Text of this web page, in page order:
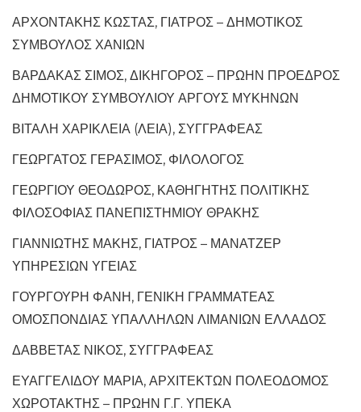
ΑΡΧΟΝΤΑΚΗΣ ΚΩΣΤΑΣ, ΓΙΑΤΡΟΣ – ΔΗΜΟΤΙΚΟΣ
ΣΥΜΒΟΥΛΟΣ ΧΑΝΙΩΝ
ΒΑΡΔΑΚΑΣ ΣΙΜΟΣ, ΔΙΚΗΓΟΡΟΣ – ΠΡΩΗΝ ΠΡΟΕΔΡΟΣ
ΔΗΜΟΤΙΚΟΥ ΣΥΜΒΟΥΛΙΟΥ ΑΡΓΟΥΣ ΜΥΚΗΝΩΝ
ΒΙΤΑΛΗ ΧΑΡΙΚΛΕΙΑ (ΛΕΙΑ), ΣΥΓΓΡΑΦΕΑΣ
ΓΕΩΡΓΑΤΟΣ ΓΕΡΑΣΙΜΟΣ, ΦΙΛΟΛΟΓΟΣ
ΓΕΩΡΓΙΟΥ ΘΕΟΔΩΡΟΣ, ΚΑΘΗΓΗΤΗΣ ΠΟΛΙΤΙΚΗΣ
ΦΙΛΟΣΟΦΙΑΣ ΠΑΝΕΠΙΣΤΗΜΙΟΥ ΘΡΑΚΗΣ
ΓΙΑΝΝΙΩΤΗΣ ΜΑΚΗΣ, ΓΙΑΤΡΟΣ – ΜΑΝΑΤΖΕΡ
ΥΠΗΡΕΣΙΩΝ ΥΓΕΙΑΣ
ΓΟΥΡΓΟΥΡΗ ΦΑΝΗ, ΓΕΝΙΚΗ ΓΡΑΜΜΑΤΕΑΣ
ΟΜΟΣΠΟΝΔΙΑΣ ΥΠΑΛΛΗΛΩΝ ΛΙΜΑΝΙΩΝ ΕΛΛΑΔΟΣ
ΔΑΒΒΕΤΑΣ ΝΙΚΟΣ, ΣΥΓΓΡΑΦΕΑΣ
ΕΥΑΓΓΕΛΙΔΟΥ ΜΑΡΙΑ, ΑΡΧΙΤΕΚΤΩΝ ΠΟΛΕΟΔΟΜΟΣ
ΧΩΡΟΤΑΚΤΗΣ – ΠΡΩΗΝ Γ.Γ. ΥΠΕΚΑ